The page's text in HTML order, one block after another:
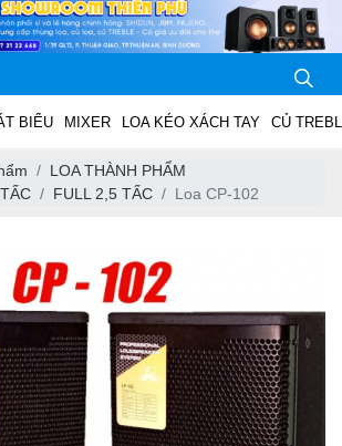
BIỂU MIXER LOA KÉO XÁCH TAY CỦ
LOA THÀNH PHẨM
FULL 2,5 TẤC Loa CP-102